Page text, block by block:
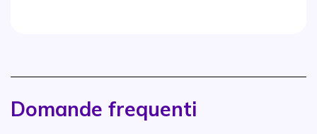
Domande frequenti